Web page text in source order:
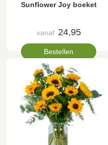
Sunflower Joy boeket
vanaf 24,95
Bestellen